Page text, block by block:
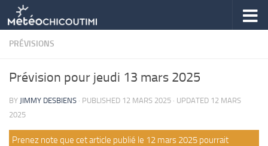
Skip to content
PRÉVISIONS
Prévision pour jeudi 13 mars 2025
BY JIMMY DESBIENS · PUBLISHED 12 MARS 2025 · UPDATED 12 MARS
2025
Prenez note que cet article publié le 12 mars 2025 pourrait